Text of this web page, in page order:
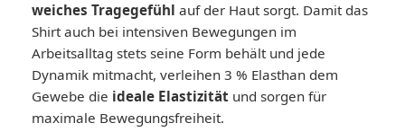
weiches Tragegefühl auf der Haut sorgt. Damit das
Shirt auch bei intensiven Bewegungen im
Arbeitsalltag stets seine Form behält und jede
Dynamik mitmacht, verleihen 3 % Elasthan dem
Gewebe die ideale Elastizität und sorgen für
maximale Bewegungsfreiheit.